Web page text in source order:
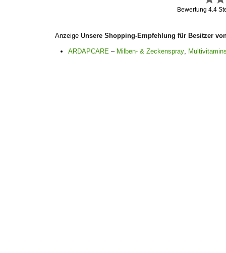
Bewertung4.4
AnzeigeUnsere Shopping-Empfehlung für Besitzer
ARDAPCARE – Milben- & Zeckenspray